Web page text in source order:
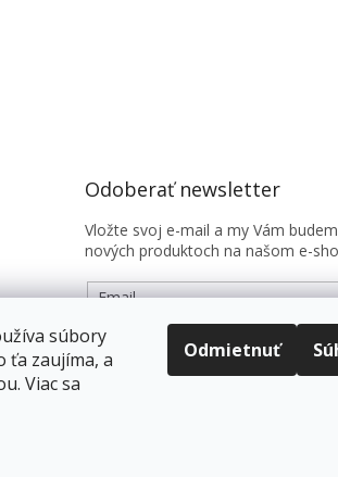
súbory
ťa zaujíma, a
Viac sa
Odmietnuť
Odoberať newsletter
Vložte svoj e-mail a my Vám
nových produktoch na našom e-
Email
Vložením e-mailu súhlasíte s
osobných údajov